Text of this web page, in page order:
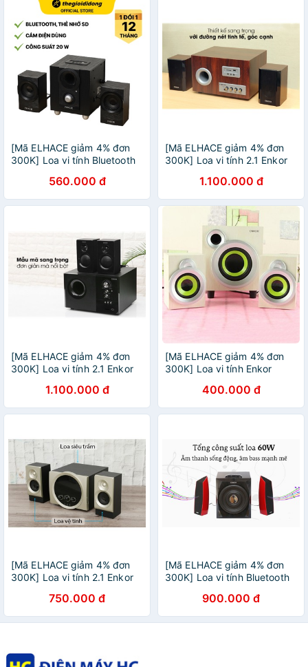
[Mã ELHACE giảm 4% đơn
300K] Loa vi tính Bluetooth
remote - Chính hãng BH 12
tháng
560.000 đ
[Mã ELHACE giảm 4% đơn
300K] Loa vi tính 2.1 Enkor
1.100.000 đ
[Mã ELHACE giảm 4% đơn
300K] Loa vi tính 2.1 Enkor
1.100.000 đ
[Mã ELHACE giảm 4% đơn
300K] Loa vi tính Enkor
400.000 đ
[Mã ELHACE giảm 4% đơn
300K] Loa vi tính 2.1 Enkor
750.000 đ
[Mã ELHACE giảm 4% đơn
300K] Loa vi tính Bluetooth
900.000 đ